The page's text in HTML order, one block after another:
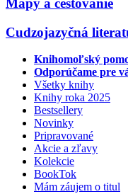
Mapy a cestovanie
Cudzojazyčná
Knihomoľský
Odporúčame pre
Všetky knihy
Knihy roka 2025
Bestsellery
Novinky
Pripravované
Akcie a zľavy
Kolekcie
BookTok
Mám záujem o titul